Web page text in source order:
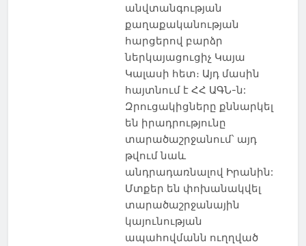
անվտանգության
քաղաքականության
հարցերով բարձր
ներկայացուցիչ Կայա
Կալասի հետ։ Այդ մասին
հայտնում է ՀՀ ԱԳՆ-ն:
Զրուցակիցները քննարկել
են իրադրությունը
տարածաշրջանում՝ այդ
թվում նաև
անդրադառնալով Իրանին:
Մտքեր են փոխանակվել
տարածաշրջանային
կայունության
ապահովմանն ուղղված